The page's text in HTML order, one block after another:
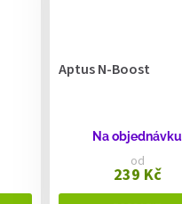
Aptus N-Boost
Na objednávku
od
239 Kč